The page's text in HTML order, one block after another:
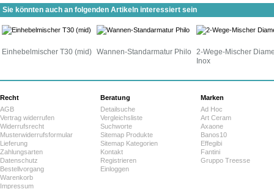
Sie könnten auch an folgenden Artikeln interessiert sein
Einhebelmischer T30 (mid) Wannen-Standarmatur Philo
2-Wege-Mischer
Inox
Recht
AGB
Vertrag widerrufen
Widerrufsrecht
Musterwiderrufsformular
Lieferung
Zahlungsarten
Datenschutz
Bestellvorgang
Warenkorb
Impressum
Beratung
Detailsuche
Vergleichsliste
Suchworte
Sitemap Produkte
Sitemap Kategorien
Kontakt
Registrieren
Einloggen
Marken
Ad Hoc
Art Ceram
Axaone
Banos10
Effegibi
Fantini
Gruppo Treesse